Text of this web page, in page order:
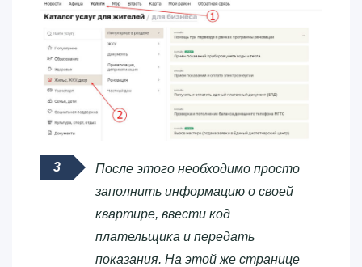
После этого необходимо просто
заполнить информацию о своей
квартире, ввести код
плательщика и передать
показания. На этой же странице